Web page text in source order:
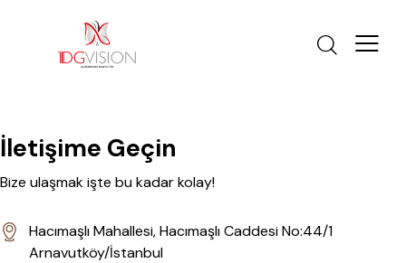
İletişime Geçin
Bize ulaşmak işte bu kadar kolay!
Hacımaşlı Mahallesi, Hacımaşlı Caddesi No:44/1
Arnavutköy/İstanbul